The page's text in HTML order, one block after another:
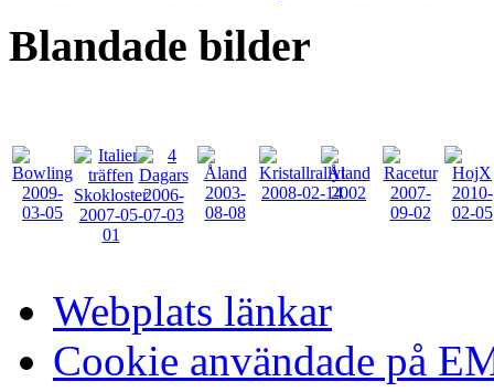
Blandade bilder
Webplats länkar
Cookie användade på